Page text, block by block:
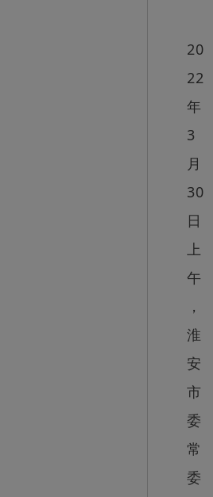
20
22
年
3
月
30
日
上
午
，
淮
安
市
委
常
委